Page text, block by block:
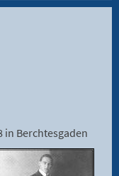
in Berchtesgaden